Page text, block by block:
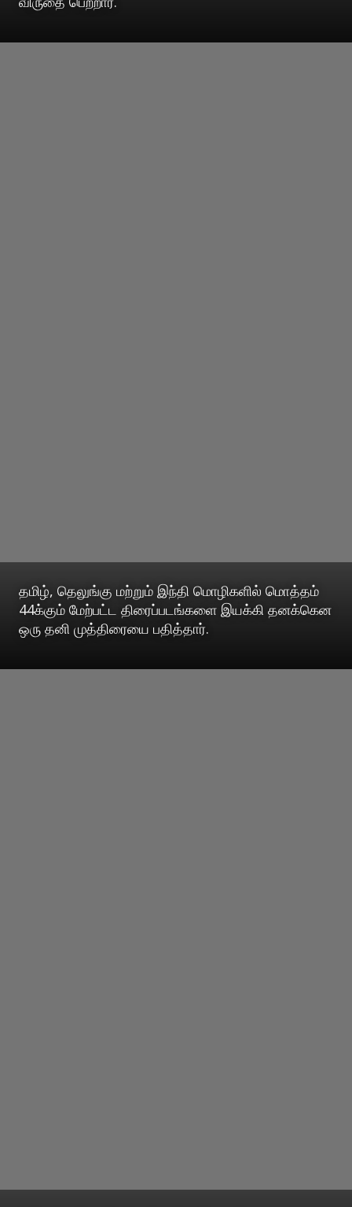
தமிழ், தெலுங்கு மற்றும் இந்தி மொழிகளில் மொத்தம்
44க்கும் மேற்பட்ட திரைப்படங்களை இயக்கி தனக்கென
ஒரு தனி முத்திரையை பதித்தார்.